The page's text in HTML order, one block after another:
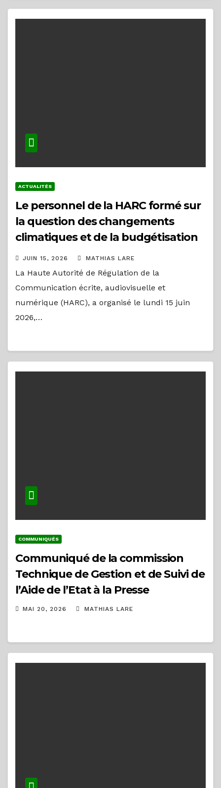
ACTUALITÉS
Le personnel de la HARC formé sur
la question des changements
climatiques et de la budgétisation
verte
JUIN 15, 2026 MATHIAS LARE
La Haute Autorité de Régulation de la
Communication écrite, audiovisuelle et
numérique (HARC), a organisé le lundi 15 juin
2026,…
COMMUNIQUÉS
Communiqué de la commission
Technique de Gestion et de Suivi de
l’Aide de l’Etat à la Presse
MAI 20, 2026 MATHIAS LARE